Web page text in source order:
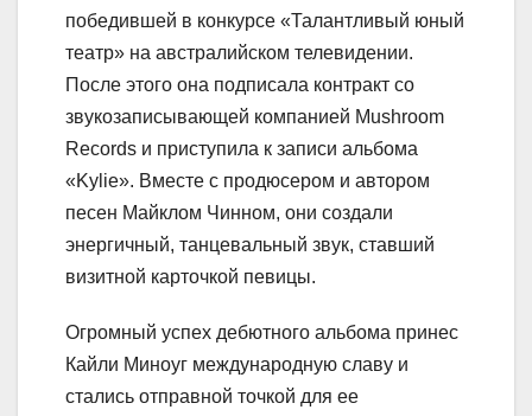
победившей в конкурсе «Талантливый юный
театр» на австралийском телевидении.
После этого она подписала контракт со
звукозаписывающей компанией Mushroom
Records и приступила к записи альбома
«Kylie». Вместе с продюсером и автором
песен Майклом Чинном, они создали
энергичный, танцевальный звук, ставший
визитной карточкой певицы.
Огромный успех дебютного альбома принес
Кайли Миноуг международную славу и
стались отправной точкой для ее